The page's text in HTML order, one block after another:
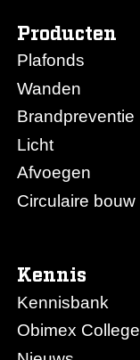
Producten
Plafonds
Wanden
Brandpreventie
Licht
Afvoegen
Circulaire bouw
Kennis
Kennisbank
Obimex College